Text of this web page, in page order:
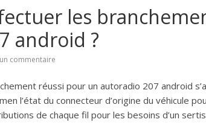
les
android ?
commentaire
réussi pour un autoradio 207 android
l’état du connecteur d’origine du véhicule
de chaque fil pour les besoins d’un